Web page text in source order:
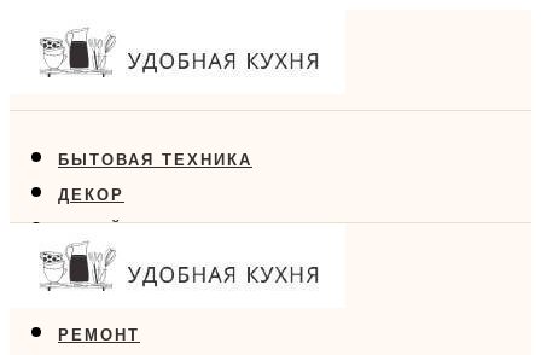
БЫТОВАЯ ТЕХНИКА
ДЕКОР
ДИЗАЙН
ЕДА
РЕМОНТ